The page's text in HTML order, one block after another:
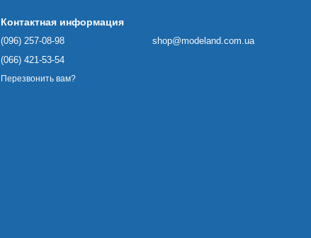
Контактная информация
(096) 257-08-98
(066) 421-53-54
Перезвонить вам?
shop@modeland.com.ua